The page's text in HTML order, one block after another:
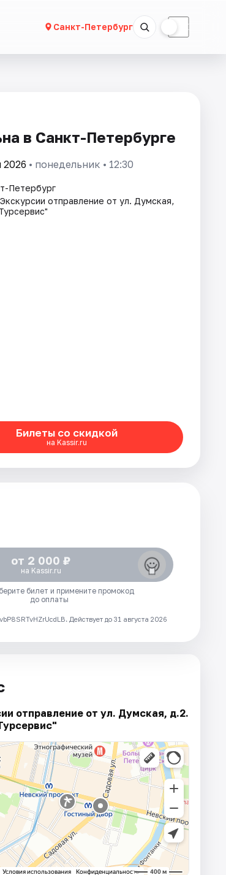
Санкт-Петербург ☾
в Санкт-Петербурге
2026 • понедельник • 12:30
Петербург
Экскурсии отправление от ул. Думская,
Билеты со скидкой
на Kassir.ru
от 2 000 ₽
на Kassir.ru
билет и примените промокод
до оплаты
Действует до 31 августа 2026
отправление от ул. Думская, д.2.